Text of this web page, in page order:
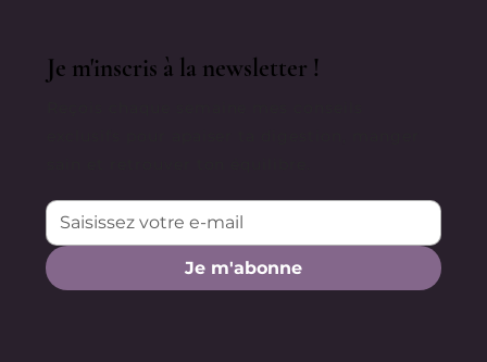
Je m'abonne
Je m'inscris à la newsletter !